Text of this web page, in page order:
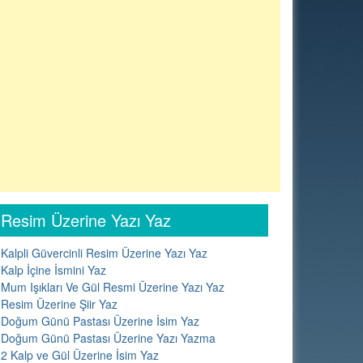
Resim Üzerine Yazı Yaz
Kalpli Güvercinli Resim Üzerine Yazı Yaz
Kalp İçine İsmini Yaz
Mum Işıkları Ve Gül Resmi Üzerine Yazı Yaz
Resim Üzerine Şiir Yaz
Doğum Günü Pastası Üzerine İsim Yaz
Doğum Günü Pastası Üzerine Yazı Yazma
2 Kalp ve Gül Üzerine İsim Yaz